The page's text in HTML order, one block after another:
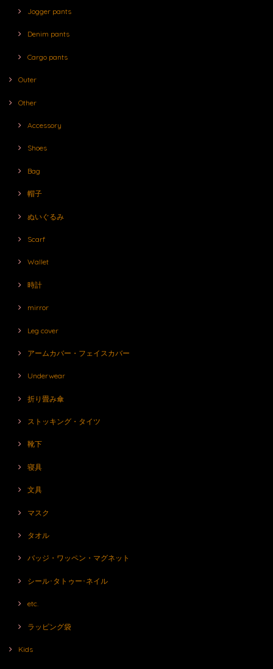
Jogger pants
Denim pants
Cargo pants
Outer
Other
Accessory
Shoes
Bag
帽子
ぬいぐるみ
Scarf
Wallet
時計
mirror
Leg cover
アームカバー・フェイスカバー
Underwear
折り畳み傘
ストッキング・タイツ
靴下
寝具
文具
マスク
タオル
バッジ・ワッペン・マグネット
シール･タトゥー･ネイル
etc.
ラッピング袋
Kids